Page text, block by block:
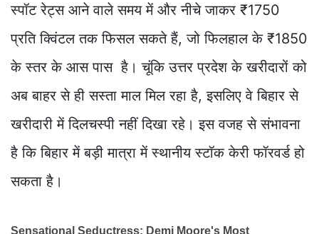
स्पॉट रेट्स आने वाले समय में और नीचे जाकर ₹1750
प्रति क्विंटल तक फिसल सकते हैं, जो फिलहाल के ₹1850
के स्तर के आस पास है। चूंकि उत्तर प्रदेश के खरीदारों को
अब बाहर से ही सस्ता माल मिल रहा है, इसलिए वे बिहार से
खरीदारी में दिलचस्पी नहीं दिखा रहे। इस वजह से संभावना
है कि बिहार में बड़ी मात्रा में स्थानीय स्टॉक केरी फॉरवर्ड हो
सकता है।